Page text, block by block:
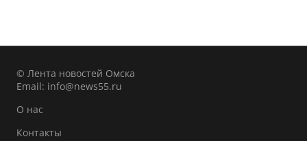
© Лента новостей Омска
Email: info@news55.ru
О нас
Контакты